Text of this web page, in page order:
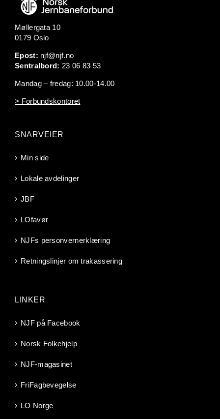
Møllergata 10
0179 Oslo
Epost: njf@njf.no
Sentralbord: 23 06 83 53
Mandag – fredag: 10.00-14.00
> Forbundskontoret
SNARVEIER
Min side
Lokale avdelinger
JBF
LOfavør
NJFs personvernerklæring
Retningslinjer om trakassering
LINKER
NJF på Facebook
Norsk Folkehjelp
NJF-magasinet
FriFagbevegelse
LO Norge